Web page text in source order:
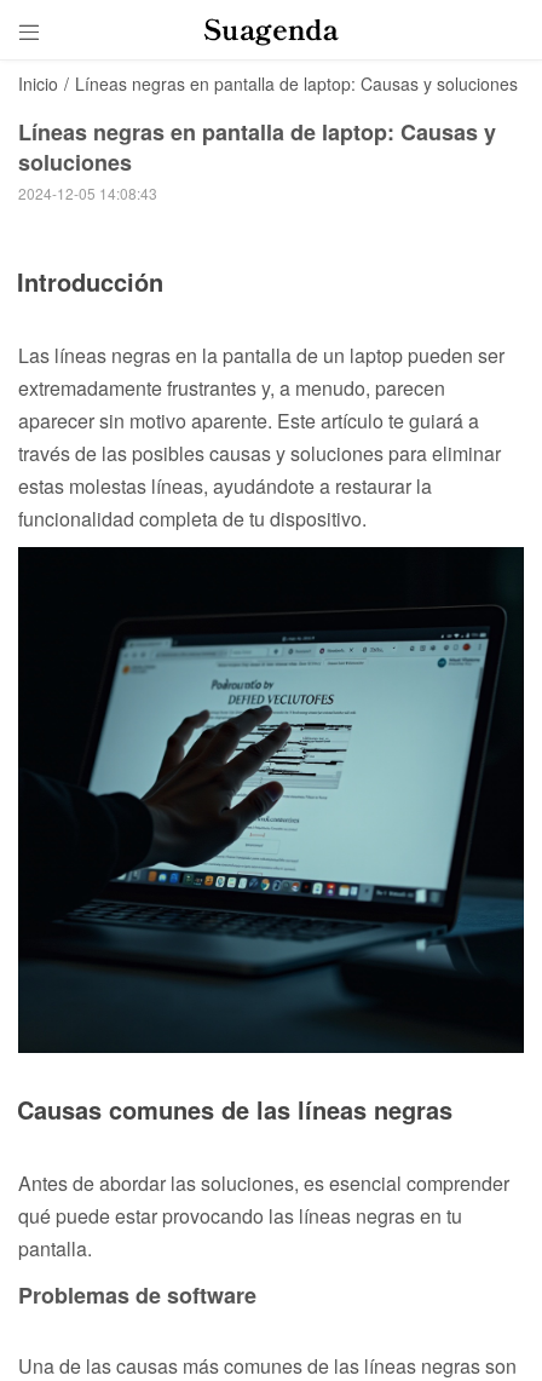

Inicio / Líneas negras en pantalla de laptop: Causas y soluciones
Líneas negras en pantalla de laptop: Causas y
soluciones
2024-12-05 14:08:43
Introducción
Las líneas negras en la pantalla de un laptop pueden ser
extremadamente frustrantes y, a menudo, parecen
aparecer sin motivo aparente. Este artículo te guiará a
través de las posibles causas y soluciones para eliminar
estas molestas líneas, ayudándote a restaurar la
funcionalidad completa de tu dispositivo.
Causas comunes de las líneas negras
Antes de abordar las soluciones, es esencial comprender
qué puede estar provocando las líneas negras en tu
pantalla.
Problemas de software
Una de las causas más comunes de las líneas negras son